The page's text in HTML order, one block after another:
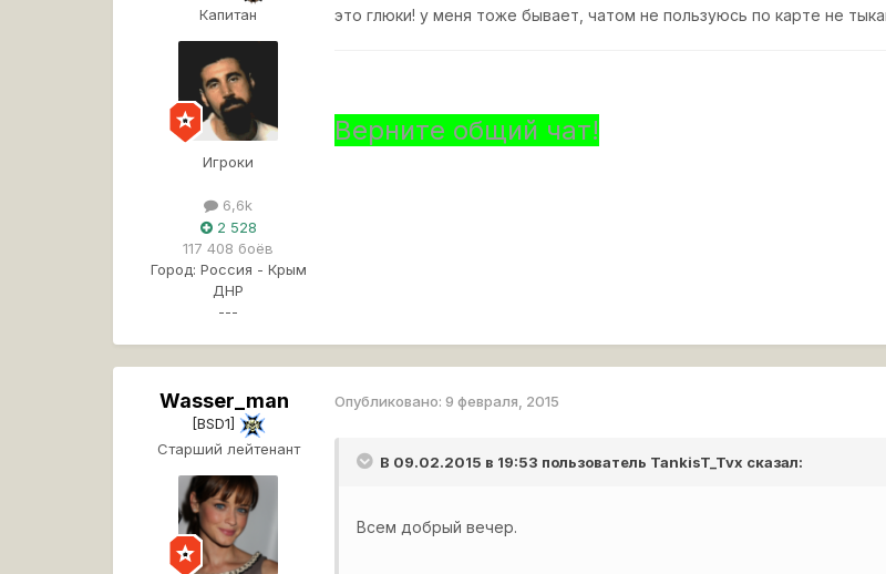
Капитан
Игроки
6,6k
2 528
117 408 боёв
Город: Россия - Крым
ДНР
---
это глюки! у меня тоже бывает, чатом не пользуюсь по карте не
Верните общий чат!
Wasser_man
[BSD1]
Старший лейтенант
Опубликовано:9 февраля, 2015
В 09.02.2015 в 19:53 пользователь TankisT_Tvx сказал:
Всем добрый вечер.